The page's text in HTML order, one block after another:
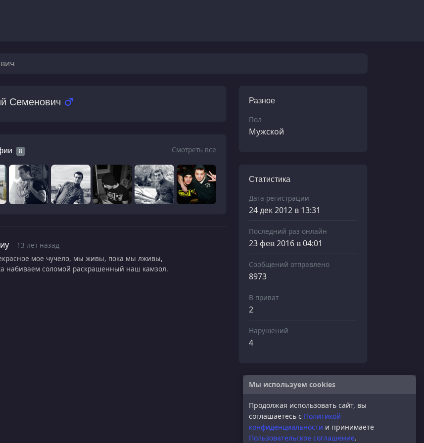
Семенович
8 Смотреть все
13 лет назад
мое чучело, мы живы, пока мы лживы,
набиваем соломой раскрашенный наш камзол.
Разное
Пол
Мужской
Статистика
Дата регистрации
24 дек 2012 в 13:31
Последний раз онлайн
23 фев 2016 в 04:01
Сообщений отправлено
8973
В приват
2
Нарушений
4
Мы используем cookies
Продолжая использовать сайт, вы
соглашаетесь с Политикой
конфиденциальности и принимаете
Пользовательское соглашение.